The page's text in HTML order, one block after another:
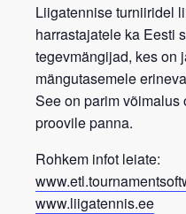
Liigatennise turniiridel
harrastajatele ka Eesti
tegevmängijad, kes on
mängutasemele
See on parim
proovile panna.
Rohkem infot leiate:
www.liigatennis.ee